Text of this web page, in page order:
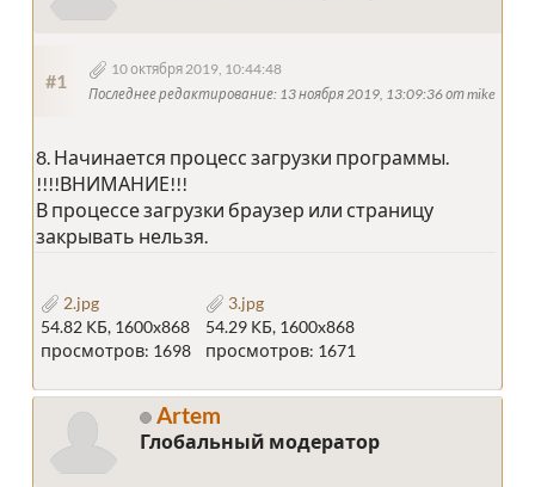
#1
10 октября 2019, 10:44:48
Последнее редактирование: 13 ноября 2019, 13:09:36 от mike
8. Начинается процесс загрузки программы.
!!!!ВНИМАНИЕ!!!
В процессе загрузки браузер или страницу
закрывать нельзя.
2.jpg
54.82 КБ, 1600x868
просмотров: 1698
3.jpg
54.29 КБ, 1600x868
просмотров: 1671
Artem
Глобальный модератор